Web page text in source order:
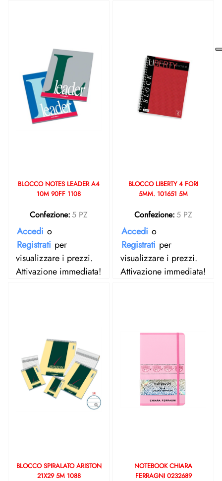
BLOCCO NOTES LEADER A4
10M 90FF 1108
Confezione: 5 PZ
Accedi o
Registrati per
visualizzare i prezzi.
Attivazione immediata!
BLOCCO LIBERTY 4 FORI
5MM. 101651 5M
Confezione: 5 PZ
Accedi o
Registrati per
visualizzare i prezzi.
Attivazione immediata!
BLOCCO SPIRALATO ARISTON
21X29 5M 1088
NOTEBOOK CHIARA
FERRAGNI 0232689